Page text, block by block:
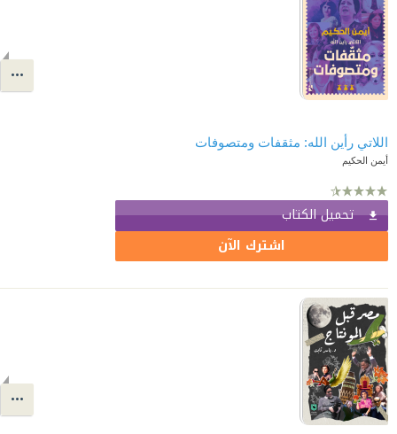
اللاتي رأين الله: مثقفات ومتصوفات
أيمن الحكيم
تحميل الكتاب
اشترك الآن